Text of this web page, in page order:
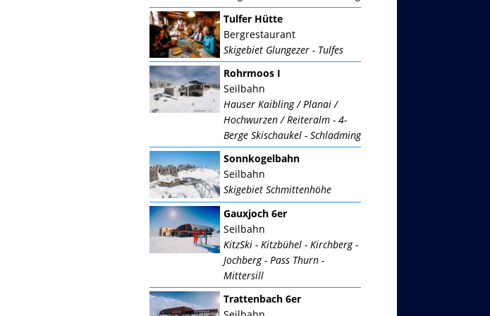
Tulfer Hütte
Bergrestaurant
Skigebiet Glungezer - Tulfes
Rohrmoos I
Seilbahn
Hauser Kaibling / Planai /
Hochwurzen / Reiteralm - 4-
Berge Skischaukel - Schladming
Sonnkogelbahn
Seilbahn
Skigebiet Schmittenhöhe
Gauxjoch 6er
Seilbahn
KitzSki - Kitzbühel - Kirchberg -
Jochberg - Pass Thurn -
Mittersill
Trattenbach 6er